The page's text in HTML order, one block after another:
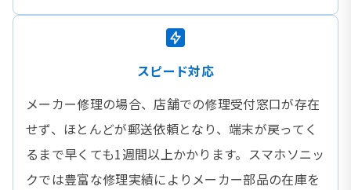
スピード対応
メーカー修理の場合、店舗での修理受付窓口が存在
せず、ほとんどが郵送依頼となり、端末が戻ってく
るまで早くても1週間以上かかります。スマホソニッ
クでは豊富な修理実績によりメーカー部品の在庫を